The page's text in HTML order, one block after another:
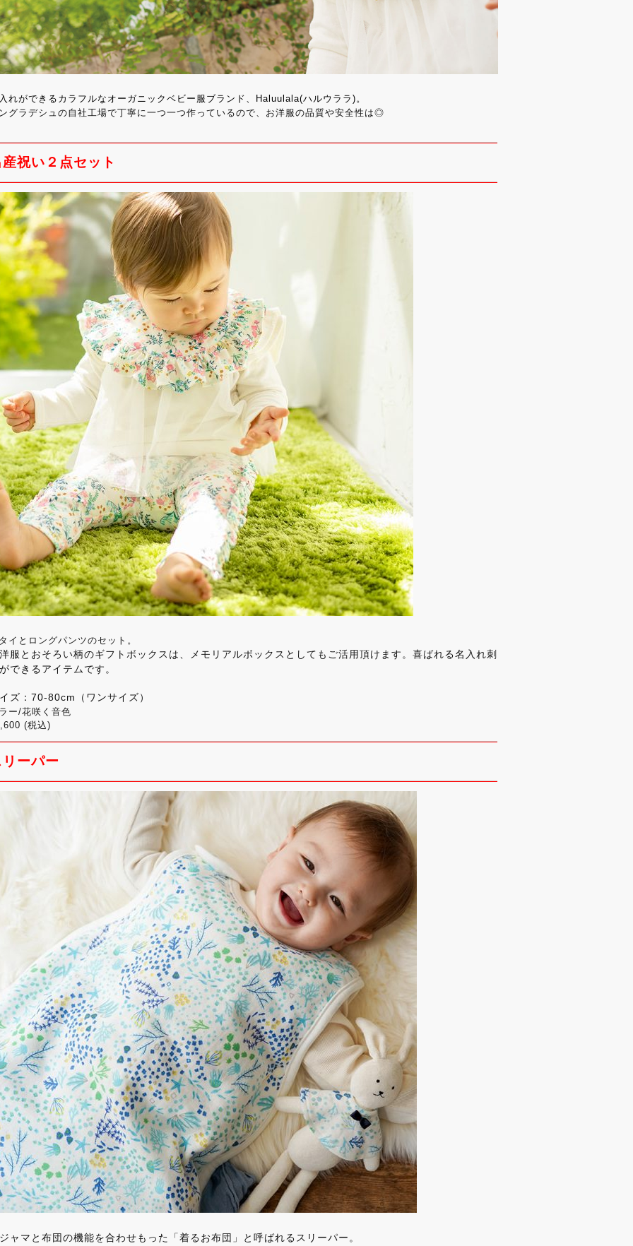
れができるカラフルなオーガニックベビー服ブランド、Haluulala(ハルウララ)。
グラデシュの自社工場で丁寧に一つ一つ作っているので、 お洋服の品質や安全性は◎
祝い２点セット
イとロングパンツのセット。
服とおそろい柄のギフトボックスは、メモリアルボックスとしてもご活用頂けます。喜ばれる名入れ刺
できるアイテムです。
ズ： 70-80cm（ワンサイズ）
ー/花咲く音色
(税込)
ーパー
ャマと布団の機能を合わせもった「着るお布団」と呼ばれるスリーパー。